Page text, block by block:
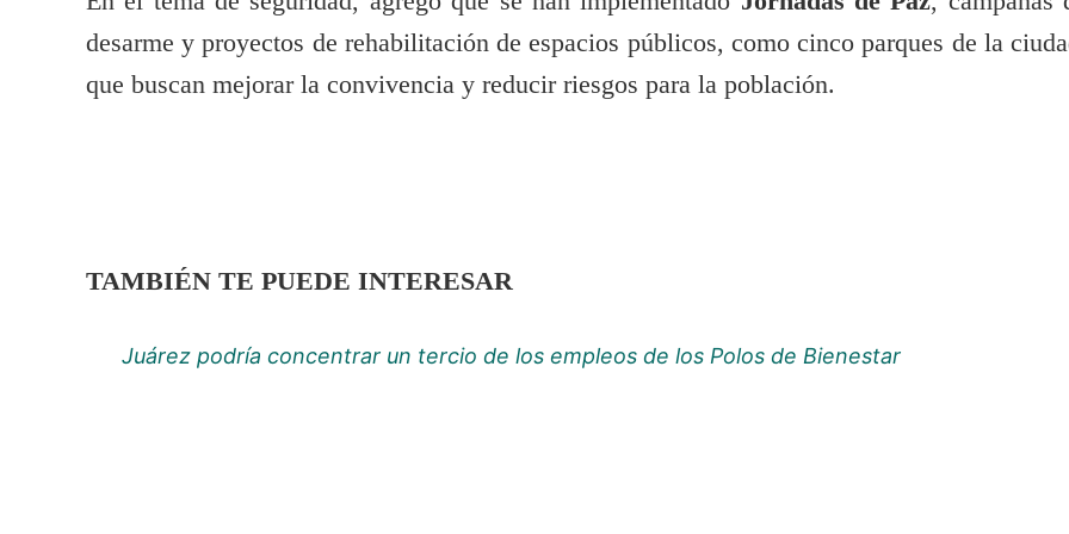
desarme y proyectos de rehabilitación de espacios públicos, como cinco parques de la
que buscan mejorar la convivencia y reducir riesgos para la población.
TAMBIÉN TE PUEDE INTERESAR
Juárez podría concentrar un tercio de los empleos de los Polos de Bienestar